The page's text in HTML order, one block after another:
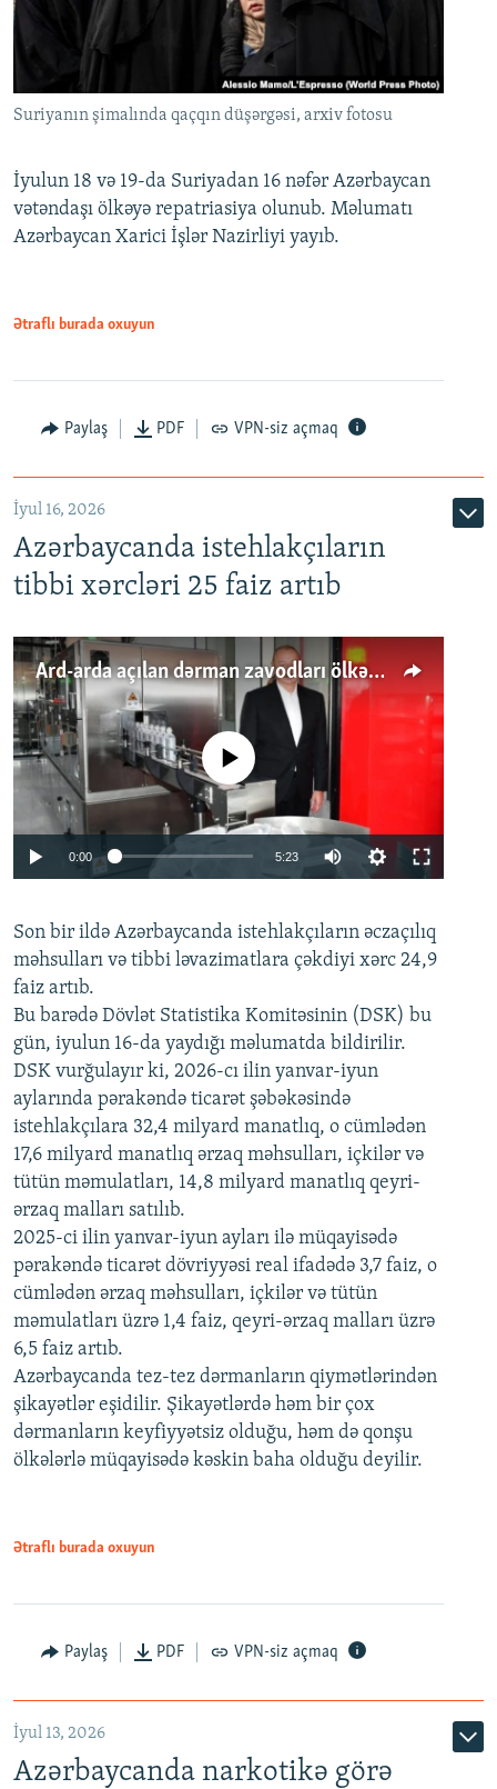
Suriyanın şimalında qaçqın düşərgəsi, arxiv fotosu
İyulun 18 və 19-da Suriyadan 16 nəfər Azərbaycan
vətəndaşı ölkəyə repatriasiya olunub. Məlumatı
Azərbaycan Xarici İşlər Nazirliyi yayıb.
Ətraflı burada oxuyun
Paylaş PDF VPN-siz açmaq
İyul 16, 2026
Azərbaycanda istehlakçıların
tibbi xərcləri 25 faiz artıb
Ard-arda açılan dərman zavodları ölkənin tələbatını ödəyirmi?
Auto 240p 360p 480p
720p 1080p
No media source currently available
0:00 5:23
360p
480p
720p
1080p
Son bir ildə Azərbaycanda istehlakçıların əczaçılıq
məhsulları və tibbi ləvazimatlara çəkdiyi xərc 24,9
faiz artıb.
Bu barədə Dövlət Statistika Komitəsinin (DSK) bu
gün, iyulun 16-da yaydığı məlumatda bildirilir.
DSK vurğulayır ki, 2026-cı ilin yanvar-iyun
aylarında pərakəndə ticarət şəbəkəsində
istehlakçılara 32,4 milyard manatlıq, o cümlədən
17,6 milyard manatlıq ərzaq məhsulları, içkilər və
tütün məmulatları, 14,8 milyard manatlıq qeyri-
ərzaq malları satılıb.
2025-ci ilin yanvar-iyun ayları ilə müqayisədə
pərakəndə ticarət dövriyyəsi real ifadədə 3,7 faiz, o
cümlədən ərzaq məhsulları, içkilər və tütün
məmulatları üzrə 1,4 faiz, qeyri-ərzaq malları üzrə
6,5 faiz artıb.
Azərbaycanda tez-tez dərmanların qiymətlərindən
şikayətlər eşidilir. Şikayətlərdə həm bir çox
dərmanların keyfiyyətsiz olduğu, həm də qonşu
ölkələrlə müqayisədə kəskin baha olduğu deyilir.
Ətraflı burada oxuyun
Paylaş PDF VPN-siz açmaq
İyul 13, 2026
Azərbaycanda narkotikə görə